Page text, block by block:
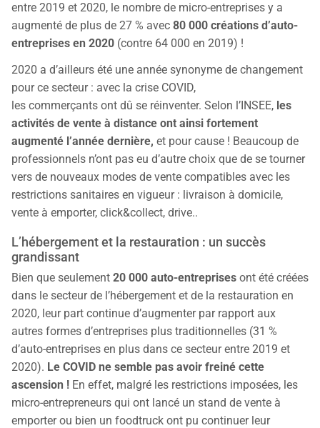
entre 2019 et 2020, le nombre de micro-entreprises y a
augmenté de plus de 27 % avec 80 000 créations d’auto-
entreprises en 2020 (contre 64 000 en 2019) !
2020 a d’ailleurs été une année synonyme de changement
pour ce secteur : avec la crise COVID,
les commerçants ont dû se réinventer. Selon l’INSEE, les
activités de vente à distance ont ainsi fortement
augmenté l’année dernière, et pour cause ! Beaucoup de
professionnels n’ont pas eu d’autre choix que de se tourner
vers de nouveaux modes de vente compatibles avec les
restrictions sanitaires en vigueur : livraison à domicile,
vente à emporter, click&collect, drive..
L’hébergement et la restauration : un succès
grandissant
Bien que seulement 20 000 auto-entreprises ont été créées
dans le secteur de l’hébergement et de la restauration en
2020, leur part continue d’augmenter par rapport aux
autres formes d’entreprises plus traditionnelles (31 %
d’auto-entreprises en plus dans ce secteur entre 2019 et
2020). Le COVID ne semble pas avoir freiné cette
ascension ! En effet, malgré les restrictions imposées, les
micro-entrepreneurs qui ont lancé un stand de vente à
emporter ou bien un foodtruck ont pu continuer leur